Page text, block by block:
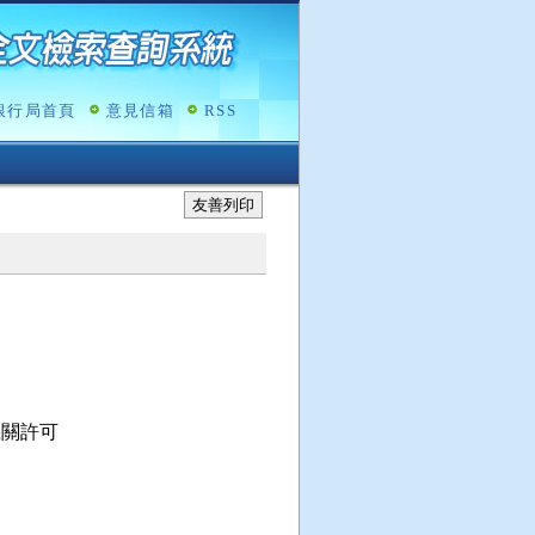
行局首頁 意見信箱 RSS
友善列印
許可